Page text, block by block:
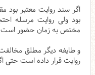
اگر سند روایت معتبر بود
بود ولی روایت مرسله
مختص به زمان حضور
و طایفه دیگر مطلق
روایت قرار داده است حتی